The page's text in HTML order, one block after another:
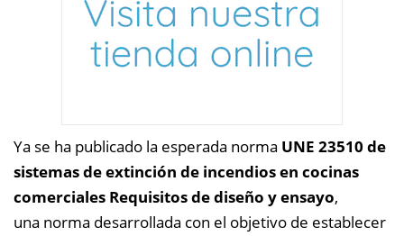
Ya se ha publicado la esperada norma UNE 23510 de
sistemas de extinción de incendios en cocinas
comerciales Requisitos de diseño y ensayo,
una norma desarrollada con el objetivo de establecer